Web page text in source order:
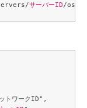
サーバーID